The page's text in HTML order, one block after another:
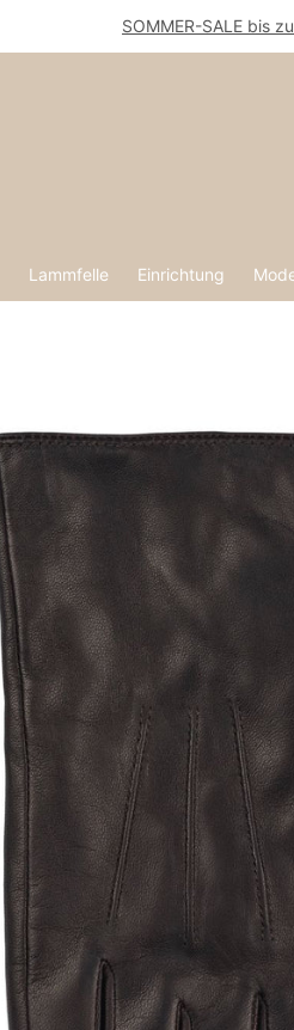
SOMMER-SALE bis zu
Lammfelle Einrichtung